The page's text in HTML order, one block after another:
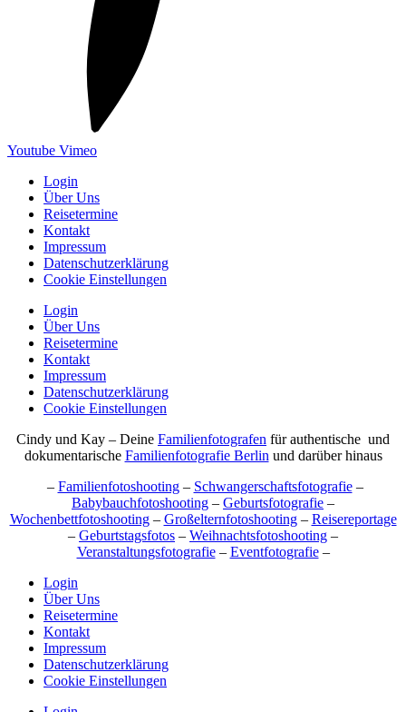
Youtube Vimeo
Login
Über Uns
Reisetermine
Kontakt
Impressum
Datenschutzerklärung
Cookie Einstellungen
Login
Über Uns
Reisetermine
Kontakt
Impressum
Datenschutzerklärung
Cookie Einstellungen
Cindy und Kay – Deine Familienfotografen für authentische und
dokumentarische Familienfotografie Berlin und darüber hinaus
– Familienfotoshooting– Schwangerschaftsfotografie–
Babybauchfotoshooting – Geburtsfotografie –
Wochenbettfotoshooting– Großelternfotoshooting– Reisereportage
– Geburtstagsfotos – Weihnachtsfotoshooting –
Veranstaltungsfotografie– Eventfotografie–
Login
Über Uns
Reisetermine
Kontakt
Impressum
Datenschutzerklärung
Cookie Einstellungen